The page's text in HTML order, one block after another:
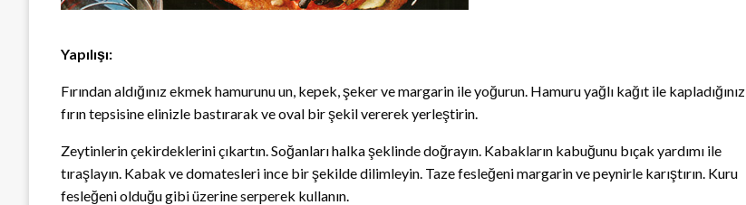
Yapılışı:
Fırından aldığınız ekmek hamurunu un, kepek, şeker ve margarin ile yoğurun. Hamuru yağlı kağıt ile kapladığınız
fırın tepsisine elinizle bastırarak ve oval bir şekil vererek yerleştirin.
Zeytinlerin çekirdeklerini çıkartın. Soğanları halka şeklinde doğrayın. Kabakların kabuğunu bıçak yardımı ile
tıraşlayın. Kabak ve domatesleri ince bir şekilde dilimleyin. Taze fesleğeni margarin ve peynirle karıştırın. Kuru
fesleğeni olduğu gibi üzerine serperek kullanın.